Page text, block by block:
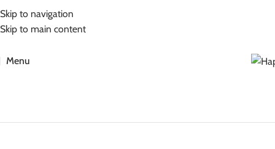
Skip to navigation
Skip to main content
Menu
5% Επιπλέον έκπτωση για πληρωμές με κάρτα!